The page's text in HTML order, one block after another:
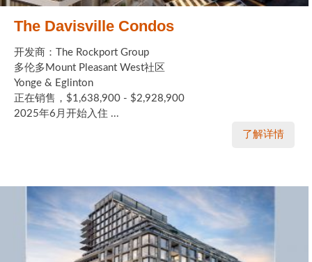
The Davisville Condos
开发商：The Rockport Group
多伦多Mount Pleasant West社区
Yonge & Eglinton
正在销售，$1,638,900 - $2,928,900
2025年6月开始入住 ...
了解详情